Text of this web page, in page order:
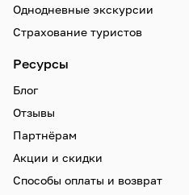
Однодневные экскурсии
Страхование туристов
Ресурсы
Блог
Отзывы
Партнёрам
Акции и скидки
Способы оплаты и возврат